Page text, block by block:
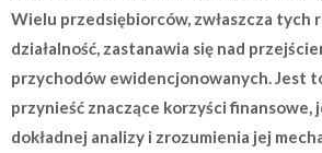
Wielu przedsiębiorców, zwłaszcza tych
działalność, zastanawia się nad
przychodów ewidencjonowanych. Jest
przynieść znaczące korzyści finansowe,
dokładnej analizy i zrozumienia jej